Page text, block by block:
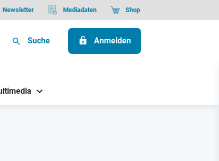
Newsletter Mediadaten Shop
Suche Anmelden